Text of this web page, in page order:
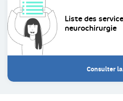
Liste des
neurochirurgie
Consulter